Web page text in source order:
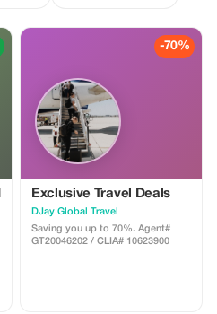
-70%
Exclusive Travel Deals
DJay Global Travel
Saving you up to 70%. Agent#
GT20046202 / CLIA# 10623900